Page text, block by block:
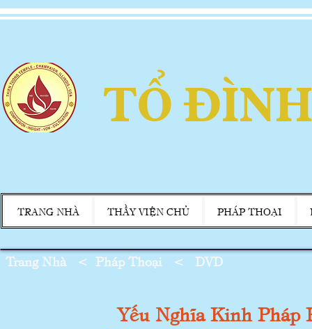
TỔ
TRANG NHÀ THẦY VIỆN CHỦ PHÁP THOẠI
Trang Nhà < Pháp Thoại < DVD
Yếu Nghĩa Kinh Pháp